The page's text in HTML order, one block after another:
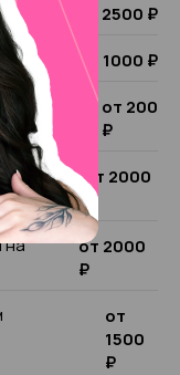
от 2500 ₽
от 1000 ₽
(1
от 200
₽
на
от 2000
₽
на
от 2000
₽
от
1500
₽